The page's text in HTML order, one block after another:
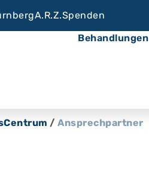
A.R.Z.Spenden
Behandlungen
/ Ansprechpartner